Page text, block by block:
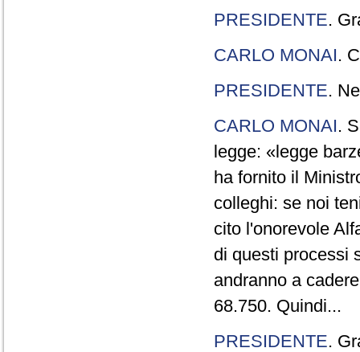
PRESIDENTE.
CARLO MONAI.
PRESIDENTE.
CARLO MONAI.
legge: «legge
ha fornito il
colleghi: se noi
cito l'onorevole
di questi processi
andranno a
68.750. Quindi...
PRESIDENTE.